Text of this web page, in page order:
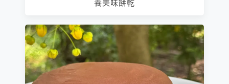
養美味餅乾